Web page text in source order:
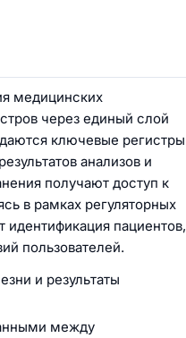
медицинских
через единый слой
ключевые регистры
анализов и
получают доступ к
в рамках регуляторных
пациентов,
пользователей.
и результаты
между